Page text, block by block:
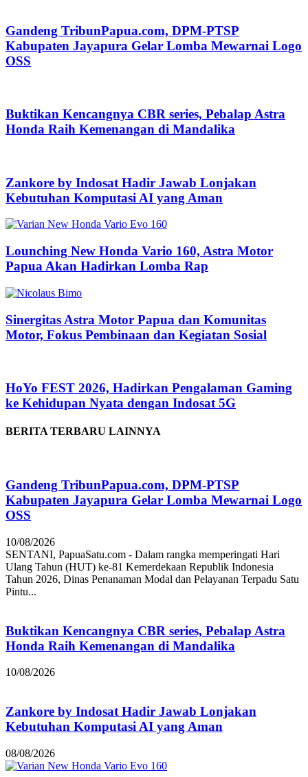
Gandeng TribunPapua.com, DPM-PTSP
Kabupaten Jayapura Gelar Lomba Mewarnai Logo
OSS
Buktikan Kencangnya CBR series, Pebalap Astra
Honda Raih Kemenangan di Mandalika
Zankore by Indosat Hadir Jawab Lonjakan
Kebutuhan Komputasi AI yang Aman
Lounching New Honda Vario 160, Astra Motor
Papua Akan Hadirkan Lomba Rap
Sinergitas Astra Motor Papua dan Komunitas
Motor, Fokus Pembinaan dan Kegiatan Sosial
HoYo FEST 2026, Hadirkan Pengalaman Gaming
ke Kehidupan Nyata dengan Indosat 5G
BERITA TERBARU LAINNYA
Gandeng TribunPapua.com, DPM-PTSP
Kabupaten Jayapura Gelar Lomba Mewarnai Logo
OSS
10/08/2026
SENTANI, PapuaSatu.com - Dalam rangka memperingati Hari
Ulang Tahun (HUT) ke-81 Kemerdekaan Republik Indonesia
Tahun 2026, Dinas Penanaman Modal dan Pelayanan Terpadu Satu
Pintu...
Buktikan Kencangnya CBR series, Pebalap Astra
Honda Raih Kemenangan di Mandalika
10/08/2026
Zankore by Indosat Hadir Jawab Lonjakan
Kebutuhan Komputasi AI yang Aman
08/08/2026